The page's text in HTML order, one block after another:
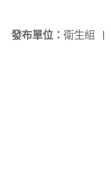
發布單位： 衛生組 |